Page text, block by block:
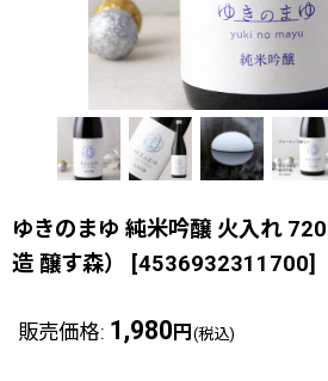
ゆきのまゆ 純米吟醸 火入れ
造 醸す森）
[4536932311700]
販売価格: 1,980 円 (税込)